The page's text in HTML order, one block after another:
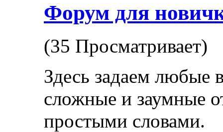
Форум для
(35 Просматривает)
Здесь задаем любые
сложные и заумные
простыми словами.